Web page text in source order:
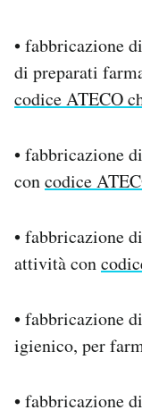
• fabbricazione
di preparati
codice ATECO
• fabbricazione
concodice
• fabbricazione
attività con
• fabbricazione
igienico, per
• fabbricazione